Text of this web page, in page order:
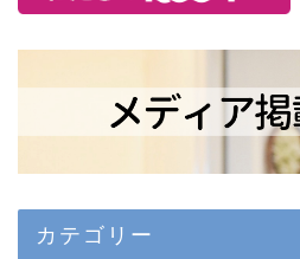
カテゴリー